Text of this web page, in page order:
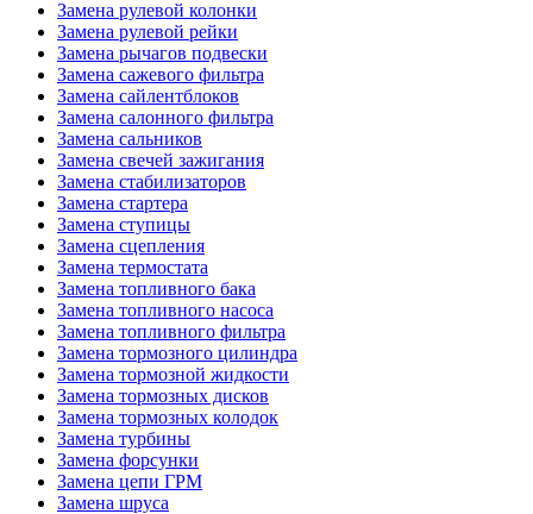
Замена рулевой колонки
Замена рулевой рейки
Замена рычагов подвески
Замена сажевого фильтра
Замена сайлентблоков
Замена салонного фильтра
Замена сальников
Замена свечей зажигания
Замена стабилизаторов
Замена стартера
Замена ступицы
Замена сцепления
Замена термостата
Замена топливного бака
Замена топливного насоса
Замена топливного фильтра
Замена тормозного цилиндра
Замена тормозной жидкости
Замена тормозных дисков
Замена тормозных колодок
Замена турбины
Замена форсунки
Замена цепи ГРМ
Замена шруса